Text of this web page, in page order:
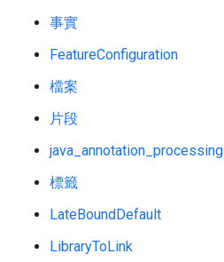
事實
FeatureConfiguration
檔案
片段
java_annotation_processing
標籤
LateBoundDefault
LibraryToLink